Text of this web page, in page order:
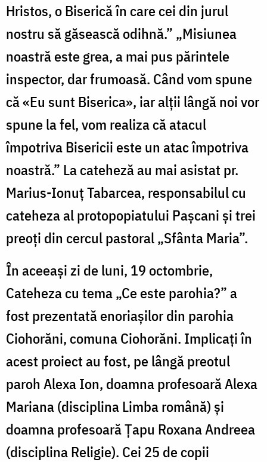
Hristos, o Biserică în care cei din jurul
nostru să găsească odihnă.” „Misiunea
noastră este grea, a mai pus părintele
inspector, dar frumoasă. Când vom spune
că «Eu sunt Biserica», iar alţii lângă noi vor
spune la fel, vom realiza că atacul
împotriva Bisericii este un atac împotriva
noastră.” La cateheză au mai asistat pr.
Marius-Ionuţ Tabarcea, responsabilul cu
cateheza al protopopiatului Paşcani şi trei
preoţi din cercul pastoral „Sfânta Maria”.
În aceeaşi zi de luni, 19 octombrie,
Cateheza cu tema „Ce este parohia?” a
fost prezentată enoriaşilor din parohia
Ciohorăni, comuna Ciohorăni. Implicaţi în
acest proiect au fost, pe lângă preotul
paroh Alexa Ion, doamna profesoară Alexa
Mariana (disciplina Limba română) şi
doamna profesoară Ţapu Roxana Andreea
(disciplina Religie). Cei 25 de copii